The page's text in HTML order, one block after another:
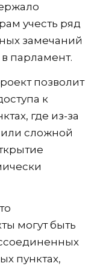
учесть ряд
замечаний
парламент.
позволит
к
где из-за
сложной
могут быть
пунктах,